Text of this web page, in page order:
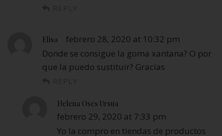
REPLY
Elisa
febrero 28, 2020 at 10:32 pm
Donde se consigue la goma xantana? O por
que la puedo sustituir? Gracias
REPLY
Helena Oses Ursua
febrero 29, 2020 at 7:33 pm
Yo la compro en tiendas de productos